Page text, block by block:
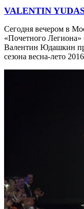
VALENTIN
Сегодня вечером в
«Почетного
Валентин Юдашкин
сезона весна-лето